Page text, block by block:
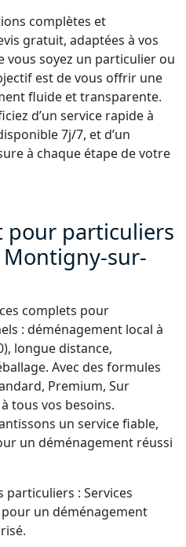
complètes et
gratuit, adaptées à vos
vous soyez un particulier ou
est de vous offrir une
fluide et transparente.
d’un service rapide à
7j/7, et d’un
à chaque étape de votre
pour particuliers
sur-
complets pour
: déménagement local à
longue distance,
Avec des formules
Premium, Sur
tous vos besoins.
un service fiable,
un déménagement réussi
: Services
un déménagement